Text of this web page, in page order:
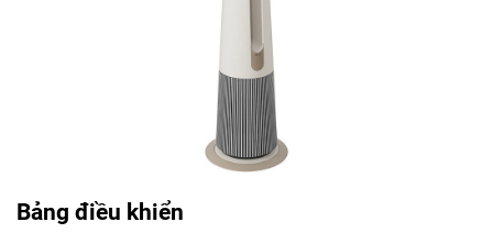
Bảng điều khiển